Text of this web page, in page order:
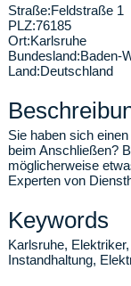
Straße:Feldstraße 1
PLZ:76185
Ort:Karlsruhe
Bundesland:Baden-
Land:Deutschland
Sie haben sich
beim Anschließen?
möglicherweise
Experten von
Keywords
Karlsruhe,
Instandhaltung,